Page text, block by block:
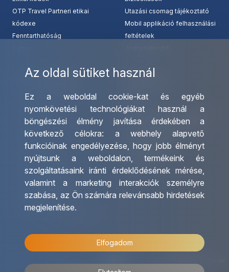
Az oldal sütiket használ
Ez a weboldal cookie-kat és egyéb
nyomkövetési technológiákat használ a
böngészési élmény javítása érdekében a
következő célokra: a webhely alapvető
funkcióinak engedélyezése, hogy jobb élményt
nyújtsunk a weboldalon,termékeink és
szolgáltatásaink iránti érdeklődésének mérése,
valamint a marketing interakciók személyre
szabása, az Ön számára relevánsabb hirdetések
megjelenítése.
Elfogadom
OTP Travel Partneri etikai
kódexe
Fenntarthatóság
Utazási csomag tájékoztató
Mobil applikáció felhasználási
feltételek
Csoportos utazások
szervezése
Egyéni utak szervezése
Hajóutak
Üzleti utaztatás
Nemzetközi tanár és
diákigazolványok
Letölthető katalógusunk
Ajándékutalvány
OTP Travel kedvezmények
Irodáink
Utazásszervező partnereink
Viszonteladó Partnereink
Partnereinknek
Utazási kérdőív
Impresszum